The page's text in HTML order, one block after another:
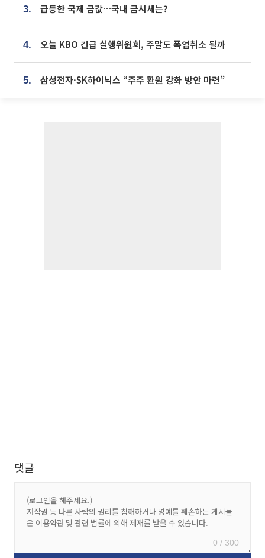
3. 급등한 국제 금값…국내 금시세는?
4. 오늘 KBO 긴급 실행위원회, 주말도 폭염취소 될까
5. 삼성전자·SK하이닉스 “주주 환원 강화 방안 마련”
댓글
0 / 300